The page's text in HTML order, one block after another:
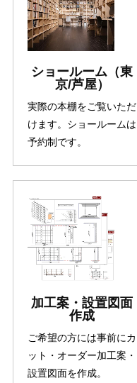
ショールーム（東
京/芦屋）
実際の本棚をご覧いただ
けます。ショールームは
予約制です。
加工案・設置図面
作成
ご希望の方には事前にカ
ット・オーダー加工案・
設置図面を作成。